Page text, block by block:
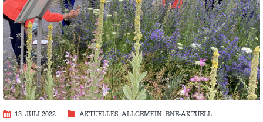
13. JULI 2022 AKTUELLES, ALLGEMEIN, BNE-AKTUELL